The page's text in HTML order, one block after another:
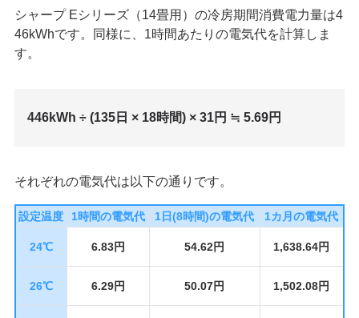
シャープ Eシリーズ（14畳用）の冷房期間消費電力量は4
46kWhです。同様に、1時間あたりの電気代を計算しま
す。
446kWh ÷ (135日 × 18時間) × 31円 ≒ 5.69円
それぞれの電気代は以下の通りです。
設定温度 1時間の電気代 1日(8時間)の電気代 1カ月の電気代
24℃ 6.83円 54.62円 1,638.64円
26℃ 6.29円 50.07円 1,502.08円